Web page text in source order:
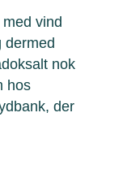
vind
dermed
nok
hos
der